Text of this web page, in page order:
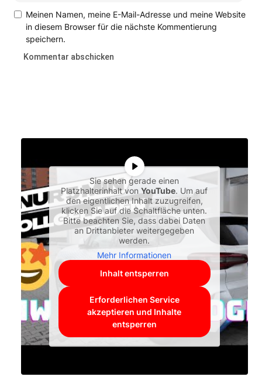
Meinen Namen, meine E-Mail-Adresse und meine Website
in diesem Browser für die nächste Kommentierung
speichern.
Sie sehen gerade einen
Platzhalterinhalt vonYouTube. Um auf
den eigentlichen Inhalt zuzugreifen,
klicken Sie auf die Schaltfläche unten.
Bitte beachten Sie, dass dabei Daten
an Drittanbieter weitergegeben
werden.
Mehr Informationen
Inhalt entsperren
Erforderlichen Service
akzeptieren und Inhalte
entsperren